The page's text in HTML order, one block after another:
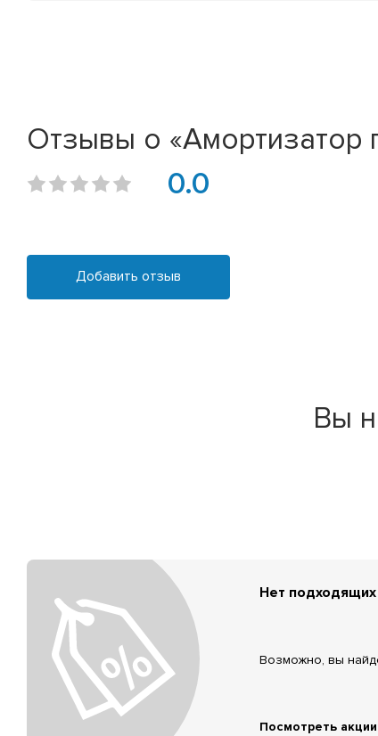
Отзывы о «Амортизатор
0.0
Добавить отзыв
Вы
Нет
Возможно, вы
Посмотреть акции